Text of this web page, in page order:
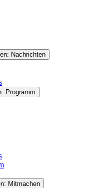
Nachrichten
Programm
Mitmachen